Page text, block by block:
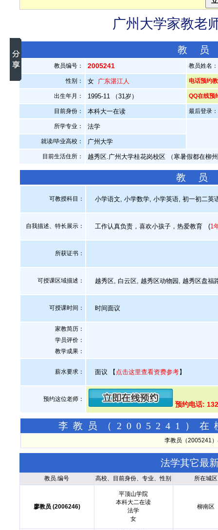
广州大学家教老
教
教员编号： 2005241 教员姓名
性别： 女 广东湛江人 电话预约
出生年月： 1995-11 （31岁） QQ在线预
目前身份： 本科大一在读 最后登录
所学专业： 法学
就读/毕业高校： 广州大学
目前生活住所： 越秀区.广州大学桂花岗校区 （寒暑假都在柳
教 员
可教授科目： 小学语文, 小学数学, 小学英语, 初一初二英
自我描述、特长展示 ： 工作认真负责，喜欢小孩子，热爱教育 (1
所获证书 ：
可授课区域描述： 越秀区, 白云区, 越秀区动物园, 越秀区盘福
可授课时间： 时间面议
家教简历：
学员评价：
教学成果：
薪水要求： 面议 【 点击这里查看资费参考】
预约这位老师：
预约电话:
李教员（2005241）在
李教员（2005241
法学其它最
教员.编号 高校、目前身份、专业、性别 所在城区
廖教员 (2006246)
平顶山学院
本科大二在读
法学
女
柳南区